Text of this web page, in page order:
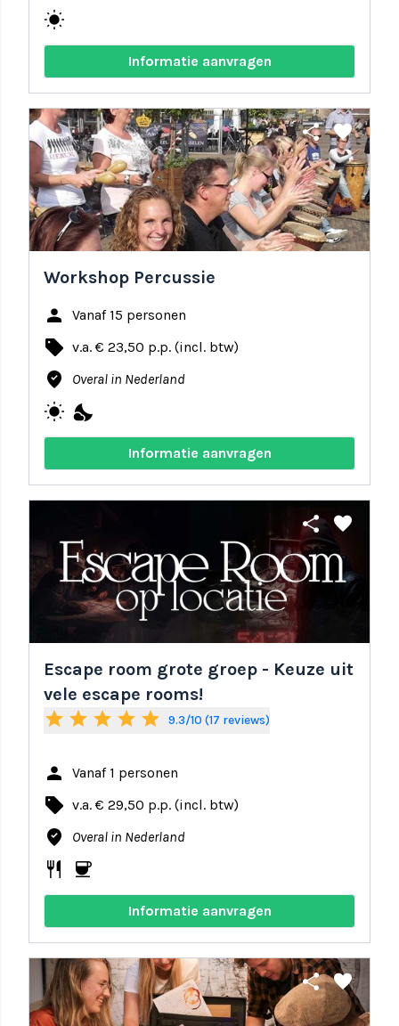
wb_sunny
Informatie aanvragen
share favorite
Workshop Percussie
person Vanaf 15 personen
local_offer v.a. € 23,50 p.p. (incl. btw)
where_to_vote Overal in Nederland
wb_sunny nights_stay
Informatie aanvragen
share favorite
Escape room grote groep - Keuze uit
vele escape rooms!
star star star star star 9.3/10 (17 reviews)
person Vanaf 1 personen
local_offer v.a. € 29,50 p.p. (incl. btw)
where_to_vote Overal in Nederland
restaurant coffee
Informatie aanvragen
share favorite